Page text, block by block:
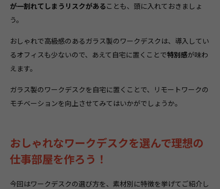
が一割れてしまうリスクがあることも、頭に入れておきましょ
う。
おしゃれで高級感のあるガラス製のワークデスクは、導入してい
るオフィスも少ないので、あえて自宅に置くことで特別感が味わ
えます。
ガラス製のワークデスクを自宅に置くことで、リモートワークの
モチベーションを向上させてみてはいかがでしょうか。
おしゃれなワークデスクを選んで理想の
仕事部屋を作ろう！
今回はワークデスクの選び方を、素材別に特徴を挙げてご紹介し